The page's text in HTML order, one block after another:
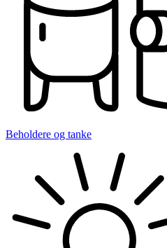
Beholdere og tanke